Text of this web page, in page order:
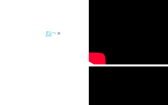
g¡j¬ »